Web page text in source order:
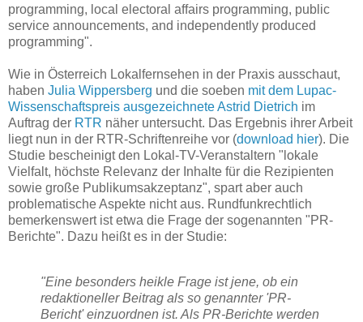
programming, local electoral affairs programming, public
service announcements, and independently produced
programming".
Wie in Österreich Lokalfernsehen in der Praxis ausschaut,
haben Julia Wippersberg und die soeben mit dem Lupac-
Wissenschaftspreis ausgezeichnete Astrid Dietrich im
Auftrag der RTR näher untersucht. Das Ergebnis ihrer Arbeit
liegt nun in der RTR-Schriftenreihe vor (download hier). Die
Studie bescheinigt den Lokal-TV-Veranstaltern "lokale
Vielfalt, höchste Relevanz der Inhalte für die Rezipienten
sowie große Publikumsakzeptanz", spart aber auch
problematische Aspekte nicht aus. Rundfunkrechtlich
bemerkenswert ist etwa die Frage der sogenannten "PR-
Berichte". Dazu heißt es in der Studie:
"Eine besonders heikle Frage ist jene, ob ein
redaktioneller Beitrag als so genannter 'PR-
Bericht' einzuordnen ist. Als PR-Berichte werden